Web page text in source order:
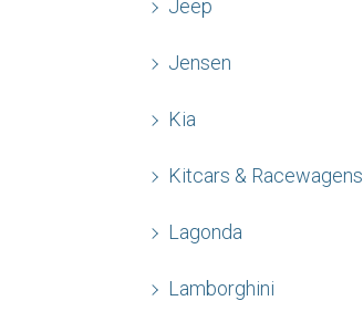
Jeep
Jensen
Kia
Kitcars & Racewagens
Lagonda
Lamborghini